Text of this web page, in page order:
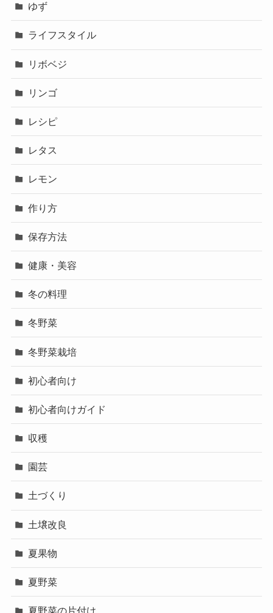
ゆず
ライフスタイル
リボベジ
リンゴ
レシピ
レタス
レモン
作り方
保存方法
健康・美容
冬の料理
冬野菜
冬野菜栽培
初心者向け
初心者向けガイド
収穫
園芸
土づくり
土壌改良
夏果物
夏野菜
夏野菜の片付け